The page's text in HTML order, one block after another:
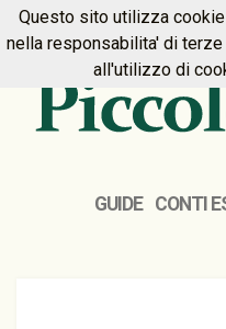
HOME PREMIUM
GUIDE CONTI
Questo sito utilizza
nella responsabilita' di
all'utilizzo di